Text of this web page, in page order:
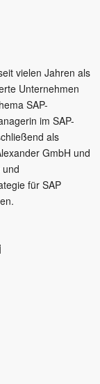
vielen Jahren als
Unternehmen
SAP-
im SAP-
als
GmbH und
für SAP